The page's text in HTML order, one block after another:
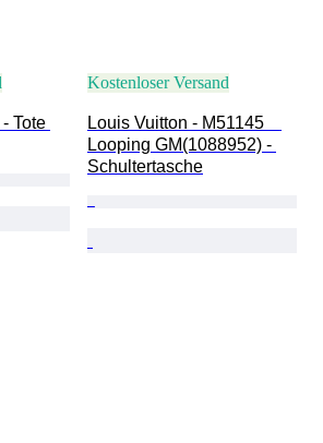
Tote
Kostenloser Versand
Louis Vuitton - M51145
Looping GM(1088952) -
Schultertasche